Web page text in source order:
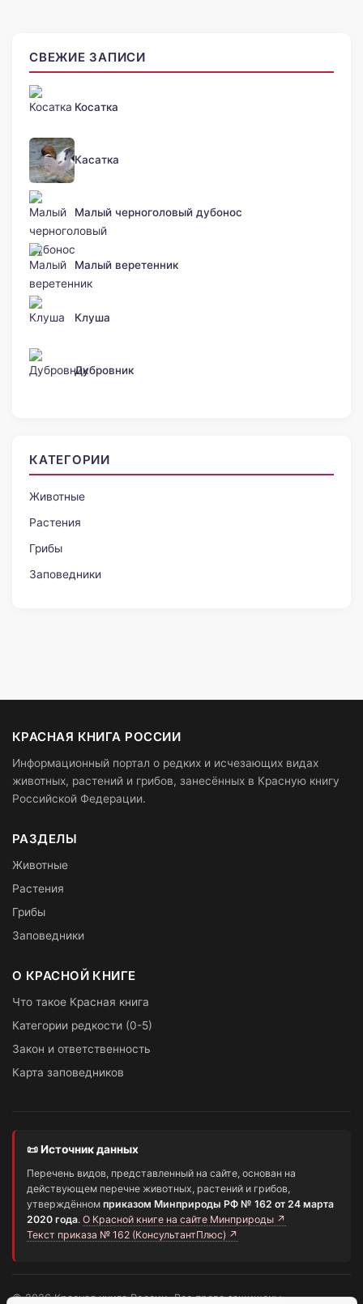
СВЕЖИЕ ЗАПИСИ
Косатка
Касатка
Малый черноголовый дубонос
Малый веретенник
Клуша
Дубровник
КАТЕГОРИИ
Животные
Растения
Грибы
Заповедники
КРАСНАЯ КНИГА РОССИИ
Информационный портал о редких и исчезающих видах
животных, растений и грибов, занесённых в Красную книгу
Российской Федерации.
РАЗДЕЛЫ
Животные
Растения
Грибы
Заповедники
О КРАСНОЙ КНИГЕ
Что такое Красная книга
Категории редкости (0-5)
Закон и ответственность
Карта заповедников
📜 Источник данных
Перечень видов, представленный на сайте, основан на
действующем перечне животных, растений и грибов,
утверждённом приказом Минприроды РФ № 162 от 24 марта
2020 года. О Красной книге на сайте Минприроды ↗
Текст приказа № 162 (КонсультантПлюс) ↗
© 2026 Красная книга России. Все права защищены.